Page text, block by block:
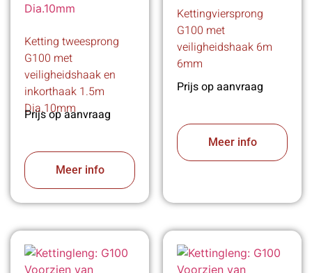
Ketting tweesprong
G100 met
veiligheidshaak en
inkorthaak 1.5m
Dia.10mm
Prijs op aanvraag
Meer info
Kettingviersprong
G100 met
veiligheidshaak 6m
6mm
Prijs op aanvraag
Meer info